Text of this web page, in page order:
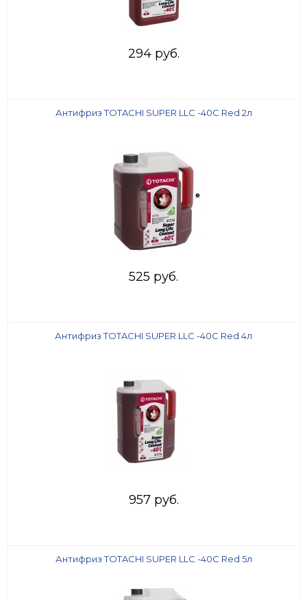
294 руб.
Антифриз TOTACHI SUPER LLC -40C Red 2л
525 руб.
Антифриз TOTACHI SUPER LLC -40C Red 4л
957 руб.
Антифриз TOTACHI SUPER LLC -40C Red 5л